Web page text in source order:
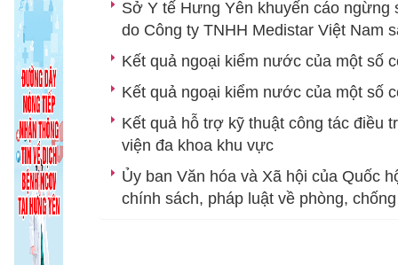
Chức năng nhiệm vụ
Tổ chức bộ máy Ban Giám đốc
Phòng Kế
Các Khoa, phòng chuyên môn
Khoa
Khoa Sức
Tin trong nước và quốc tế
Thông tin ngành
Sở Y tế Hưng Yên khuyến cáo ngừng
do Công ty TNHH Medistar Việt Nam
Kết quả ngoại kiểm nước của một số
Kết quả ngoại kiểm nước của một số
Kết quả hỗ trợ kỹ thuật công tác điều
viện đa khoa khu vực
Ủy ban Văn hóa và Xã hội của Quốc
chính sách, pháp luật về phòng,